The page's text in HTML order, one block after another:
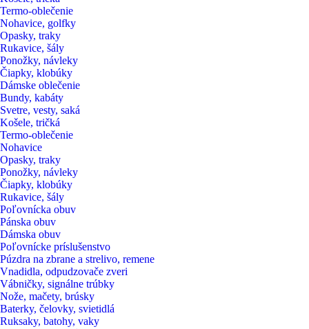
Termo-oblečenie
Nohavice, golfky
Opasky, traky
Rukavice, šály
Ponožky, návleky
Čiapky, klobúky
Dámske oblečenie
Bundy, kabáty
Svetre, vesty, saká
Košele, tričká
Termo-oblečenie
Nohavice
Opasky, traky
Ponožky, návleky
Čiapky, klobúky
Rukavice, šály
Poľovnícka obuv
Pánska obuv
Dámska obuv
Poľovnícke príslušenstvo
Púzdra na zbrane a strelivo, remene
Vnadidla, odpudzovače zveri
Vábničky, signálne trúbky
Nože, mačety, brúsky
Baterky, čelovky, svietidlá
Ruksaky, batohy, vaky